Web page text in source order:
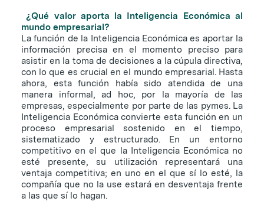
¿Qué valor aporta la Inteligencia Económica al
mundo empresarial?
La función de la Inteligencia Económica es aportar la
información precisa en el momento preciso para
asistir en la toma de decisiones a la cúpula directiva,
con lo que es crucial en el mundo empresarial. Hasta
ahora, esta función había sido atendida de una
manera informal, ad hoc, por la mayoría de las
empresas, especialmente por parte de las pymes. La
Inteligencia Económica convierte esta función en un
proceso empresarial sostenido en el tiempo,
sistematizado y estructurado. En un entorno
competitivo en el que la Inteligencia Económica no
esté presente, su utilización representará una
ventaja competitiva; en uno en el que sí lo esté, la
compañía que no la use estará en desventaja frente
a las que sí lo hagan.